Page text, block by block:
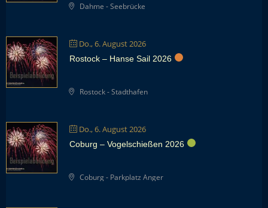
Dahme - Seebrücke
Do., 6. August 2026
Rostock – Hanse Sail 2026
Rostock - Stadthafen
Do., 6. August 2026
Coburg – Vogelschießen 2026
Coburg - Parkplatz Anger